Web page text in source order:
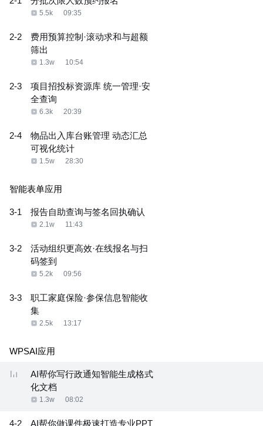
5.5k 09:35
2-2
费用预算控制·滚动求和与超额
筛出
1.3w 10:54
2-3
项目招投标资源库 统一管理·安
全查询
6.3k 20:39
2-4
物品出入库台账管理 动态汇总
可视化统计
1.5w 28:30
智能表单应用
3-1 报告自助查询与签名回执确认
2.1w 11:43
3-2
活动组织更高效·在线报名与扫
码签到
5.2k 09:56
3-3
职工家庭保险·参保信息智能收
集
2.5k 13:17
WPSAI应用
AI帮你写行政通知智能生成格式
化文档
1.3w 08:02
4-2 AI帮你做课件极速打造专业PPT